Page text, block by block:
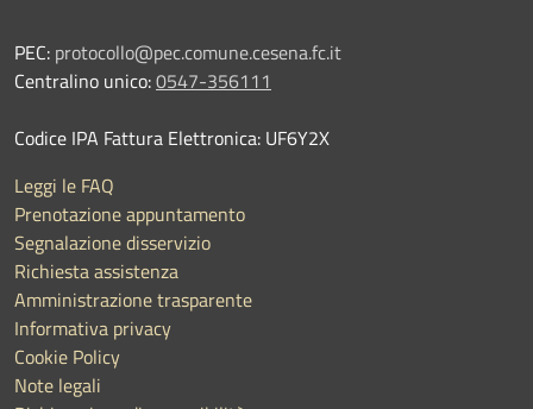
PEC: protocollo@pec.comune.cesena.fc.it
Centralino unico:0547-356111
Codice IPA Fattura Elettronica: UF6Y2X
Leggi le FAQ
Prenotazione appuntamento
Segnalazione disservizio
Richiesta assistenza
Amministrazione trasparente
Informativa privacy
Cookie Policy
Note legali